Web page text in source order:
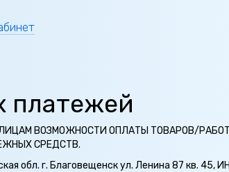
платежей
ВОЗМОЖНОСТИ ОПЛАТЫ ТОВАРОВ/
СРЕДСТВ.
обл. г. Благовещенск ул. Ленина 87 кв. 45,